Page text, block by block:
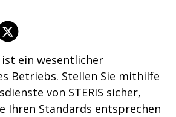
ein wesentlicher
Betriebs. Stellen Sie mithilfe
von STERIS sicher,
Ihren Standards entsprechen